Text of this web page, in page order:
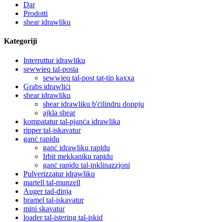
Dar
Prodotti
shear idrawliku
Kategoriji
Interruttur idrawliku
sewwieq tal-posta
sewwieq tal-post tat-tip kaxxa
Grabs idrawliċi
shear idrawliku
shear idrawliku b'ċilindru doppju
ajkla shear
kompatatur tal-pjanċa idrawlika
ripper tal-iskavatur
ganċ rapidu
ganċ idrawliku rapidu
Irbit mekkaniku rapidu
ganċ rapidu tal-inklinazzjoni
Pulverizzatur idrawliku
martell tal-munzell
Auger tad-dinja
bramel tal-iskavatur
mini skavatur
loader tal-istering tal-iskid